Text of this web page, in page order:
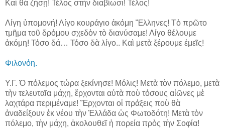
Καὶ θὰ ζήσῃ! Τέλος στὴν διαβίωσι! Τέλος!
Λίγη ὑπομονή! Λίγο κουράγιο ἀκόμη Ἕλληνες! Τὸ πρῶτο
τμῆμα τοῦ δρόμου σχεδὸν τὸ διανύσαμε! Λίγο θέλουμε
ἀκόμη! Τόσο δά… Τόσο δὰ λίγο.. Καὶ μετὰ ξέρουμε ἐμεῖς!
Φιλονόη.
Υ.Γ. Ὁ πόλεμος τώρα ξεκίνησε! Μόλις! Μετὰ τὸν πόλεμο, μετὰ
τὴν τελευταῖα μάχη, ἔρχονται αὐτὰ ποὺ τόσους αἰῶνες μὲ
λαχτάρα περιμέναμε! Ἔρχονται οἱ πράξεις ποὺ θὰ
ἀναδείξουν ἐκ νέου τὴν Ἑλλάδα ὡς Φωτοδότη! Μετὰ τὸν
πόλεμο, τὴν μάχη, ἀκολουθεῖ ἡ πορεία πρὸς τὴν Σοφία!